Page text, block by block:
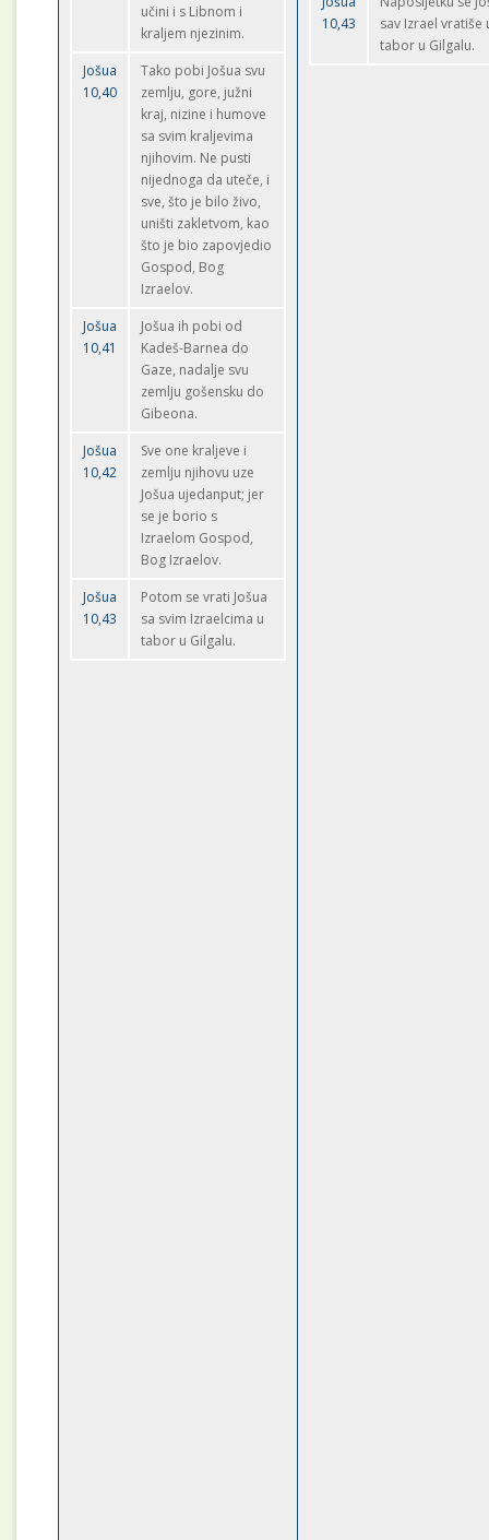
učini i s Libnom i
kraljem njezinim.
Jošua
10,40
Tako pobi Jošua svu
zemlju, gore, južni
kraj, nizine i humove
sa svim kraljevima
njihovim. Ne pusti
nijednoga da uteče, i
sve, što je bilo živo,
uništi zakletvom, kao
što je bio zapovjedio
Gospod, Bog
Izraelov.
Jošua
10,41
Jošua ih pobi od
Kadeš-Barnea do
Gaze, nadalje svu
zemlju gošensku do
Gibeona.
Jošua
10,42
Sve one kraljeve i
zemlju njihovu uze
Jošua ujedanput; jer
se je borio s
Izraelom Gospod,
Bog Izraelov.
Jošua
10,43
Potom se vrati Jošua
sa svim Izraelcima u
tabor u Gilgalu.
10,43
sav Izrael vratiše
tabor u Gilgalu.